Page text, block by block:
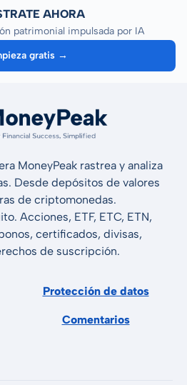
AHORA
patrimonial impulsada por IA
gratis →
MoneyPeak rastrea y analiza
Desde depósitos de valores
de criptomonedas.
Acciones, ETF, ETC, ETN,
certificados, divisas,
de suscripción.
Protección de datos
Comentarios